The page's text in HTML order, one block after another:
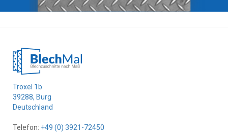
Troxel 1b
39288, Burg
Deutschland
Telefon: +49 (0) 3921-72450